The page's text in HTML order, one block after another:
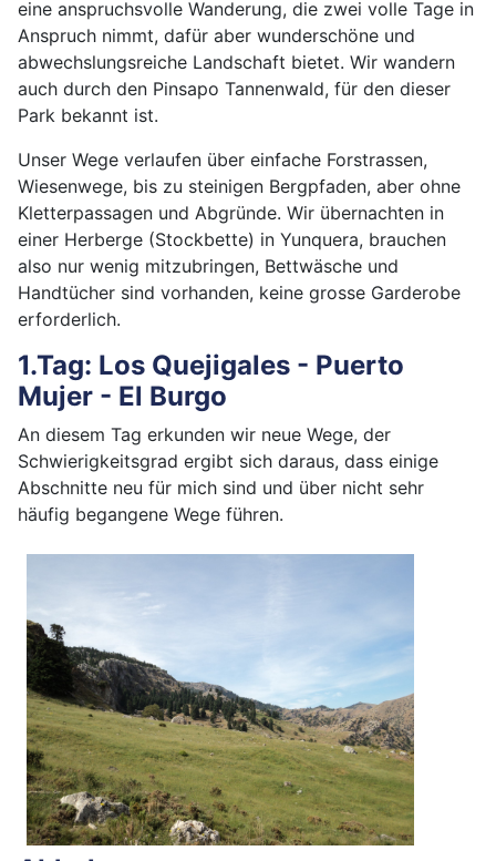
eine anspruchsvolle Wanderung, die zwei volle Tage in
Anspruch nimmt, dafür aber wunderschöne und
abwechslungsreiche Landschaft bietet. Wir wandern
auch durch den Pinsapo Tannenwald, für den dieser
Park bekannt ist.
Unser Wege verlaufen über einfache Forstrassen,
Wiesenwege, bis zu steinigen Bergpfaden, aber ohne
Kletterpassagen und Abgründe. Wir übernachten in
einer Herberge (Stockbette) in Yunquera, brauchen
also nur wenig mitzubringen, Bettwäsche und
Handtücher sind vorhanden, keine grosse Garderobe
erforderlich.
1.Tag: Los Quejigales - Puerto
Mujer - El Burgo
An diesem Tag erkunden wir neue Wege, der
Schwierigkeitsgrad ergibt sich daraus, dass einige
Abschnitte neu für mich sind und über nicht sehr
häufig begangene Wege führen.